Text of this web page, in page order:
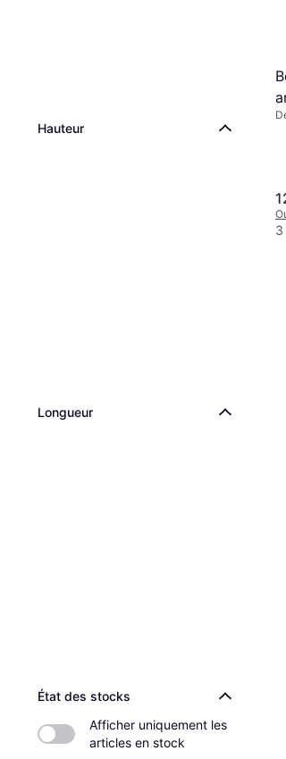
Hauteur
Longueur
État des stocks
Afficher uniquement les
articles en stock
3